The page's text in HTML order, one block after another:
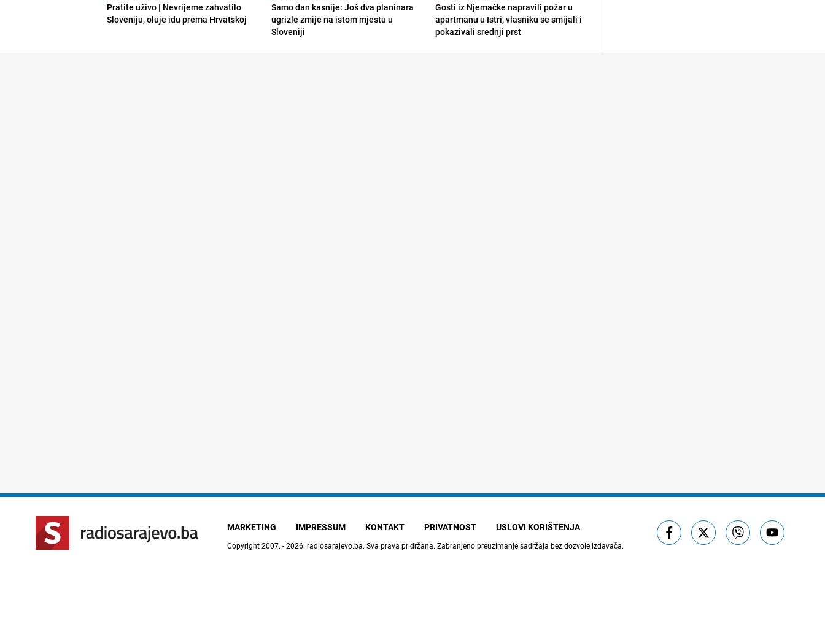
Pratite uživo | Nevrijeme zahvatilo
Sloveniju, oluje idu prema Hrvatskoj
Samo dan kasnije: Još dva planinara
ugrizle zmije na istom mjestu u
Sloveniji
Gosti iz Njemačke napravili požar u
apartmanu u Istri, vlasniku se smijali i
pokazivali srednji prst
MARKETING IMPRESSUM KONTAKT PRIVATNOST USLOVI KORIŠTENJA
Copyright 2007. - 2026. radiosarajevo.ba. Sva prava pridržana. Zabranjeno preuzimanje sadržaja bez dozvole izdavača.